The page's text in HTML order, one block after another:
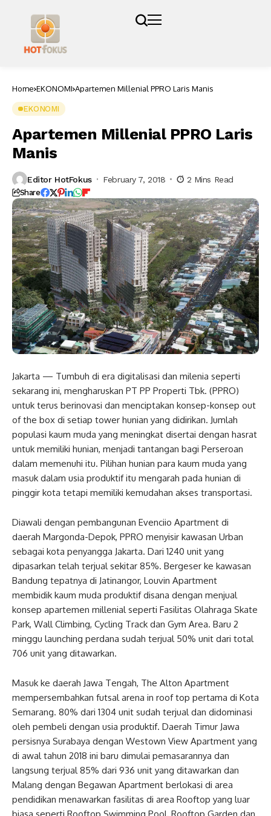
Home EKONOMI Apartemen Millenial PPRO Laris Manis
EKONOMI
Apartemen Millenial PPRO Laris
Manis
Editor HotFokus February 7, 2018 2 Mins Read
Share
Jakarta — Tumbuh di era digitalisasi dan milenia seperti
sekarang ini, mengharuskan PT PP Properti Tbk. (PPRO)
untuk terus berinovasi dan menciptakan konsep-konsep out
of the box di setiap tower hunian yang didirikan. Jumlah
populasi kaum muda yang meningkat disertai dengan hasrat
untuk memiliki hunian, menjadi tantangan bagi Perseroan
dalam memenuhi itu. Pilihan hunian para kaum muda yang
masuk dalam usia produktif itu mengarah pada hunian di
pinggir kota tetapi memiliki kemudahan akses transportasi.
Diawali dengan pembangunan Evenciio Apartment di
daerah Margonda-Depok, PPRO menyisir kawasan Urban
sebagai kota penyangga Jakarta. Dari 1240 unit yang
dipasarkan telah terjual sekitar 85%. Bergeser ke kawasan
Bandung tepatnya di Jatinangor, Louvin Apartment
membidik kaum muda produktif disana dengan menjual
konsep apartemen millenial seperti Fasilitas Olahraga Skate
Park, Wall Climbing, Cycling Track dan Gym Area. Baru 2
minggu launching perdana sudah terjual 50% unit dari total
706 unit yang ditawarkan.
Masuk ke daerah Jawa Tengah, The Alton Apartment
mempersembahkan futsal arena in roof top pertama di Kota
Semarang. 80% dari 1304 unit sudah terjual dan didominasi
oleh pembeli dengan usia produktif. Daerah Timur Jawa
persisnya Surabaya dengan Westown View Apartment yang
di awal tahun 2018 ini baru dimulai pemasarannya dan
langsung terjual 85% dari 936 unit yang ditawarkan dan
Malang dengan Begawan Apartment berlokasi di area
pendidikan menawarkan fasilitas di area Rooftop yang luar
biasa seperti Rooftop Swimming Pool, Rooftop Garden dan